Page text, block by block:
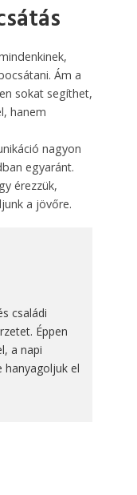
Ám a
sokat segíthet,
hanem
nagyon
egyaránt.
érezzük,
a jövőre.
családi
Éppen
a napi
hanyagoljuk el